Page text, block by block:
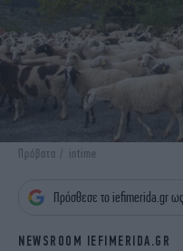
ΤΕΧΝΟΛΟΓΙΑ
DESIGN
EURO
PODCAST
iOPINIONS
OSCARS
Πρόβατα / intime
Πρόσθεσε το iefimerida.gr
NEWSROOM IEFIMERIDA.GR